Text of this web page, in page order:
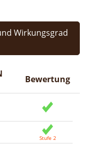
Wirkungsgrad
Bewertung